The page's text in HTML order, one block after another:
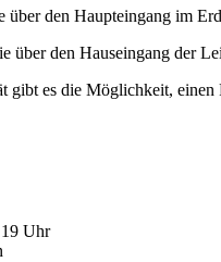
den Haupteingang im
über den Hauseingang der
gibt es die Möglichkeit,
Uhr